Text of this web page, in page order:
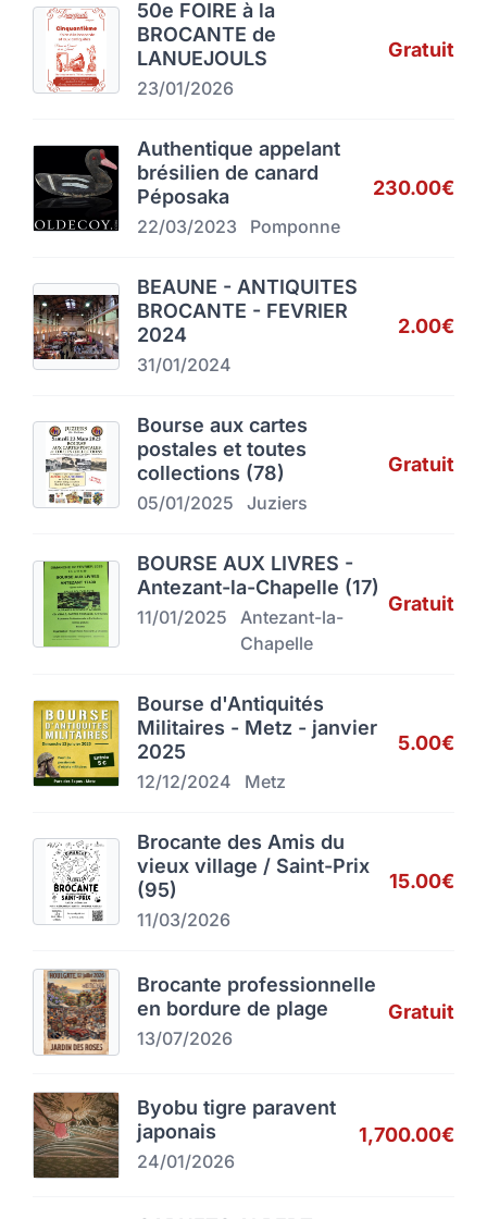
50e FOIRE à la
BROCANTE de
LANUEJOULS
23/01/2026
Gratuit
Authentique appelant
brésilien de canard
Péposaka
22/03/2023 Pomponne
230.00€
BEAUNE - ANTIQUITES
BROCANTE - FEVRIER
2024
31/01/2024
2.00€
Bourse aux cartes
postales et toutes
collections (78)
05/01/2025 Juziers
Gratuit
BOURSE AUX LIVRES -
Antezant-la-Chapelle (17)
11/01/2025
Antezant-la-
Chapelle
Gratuit
Bourse d'Antiquités
Militaires - Metz - janvier
2025
12/12/2024 Metz
5.00€
Brocante des Amis du
vieux village / Saint-Prix
(95)
11/03/2026
15.00€
Brocante professionnelle
en bordure de plage
13/07/2026
Gratuit
Byobu tigre paravent
japonais
24/01/2026
1,700.00€